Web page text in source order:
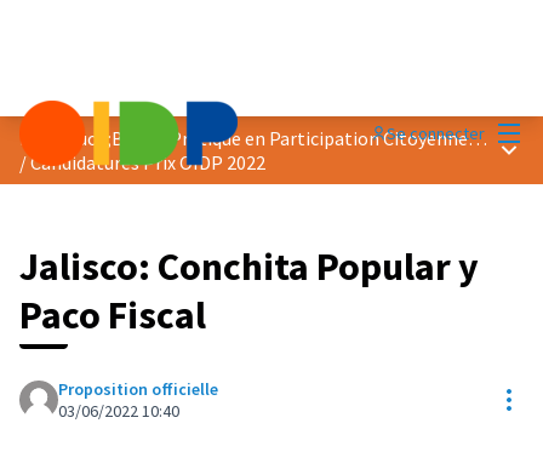
Se connecter
Prix &quot;Bonne Pratique en Participation Citoyenne&quot; 2022
/Candidatures Prix OIDP 2022
Jalisco: Conchita Popular y
Paco Fiscal
Proposition officielle
03/06/2022 10:40